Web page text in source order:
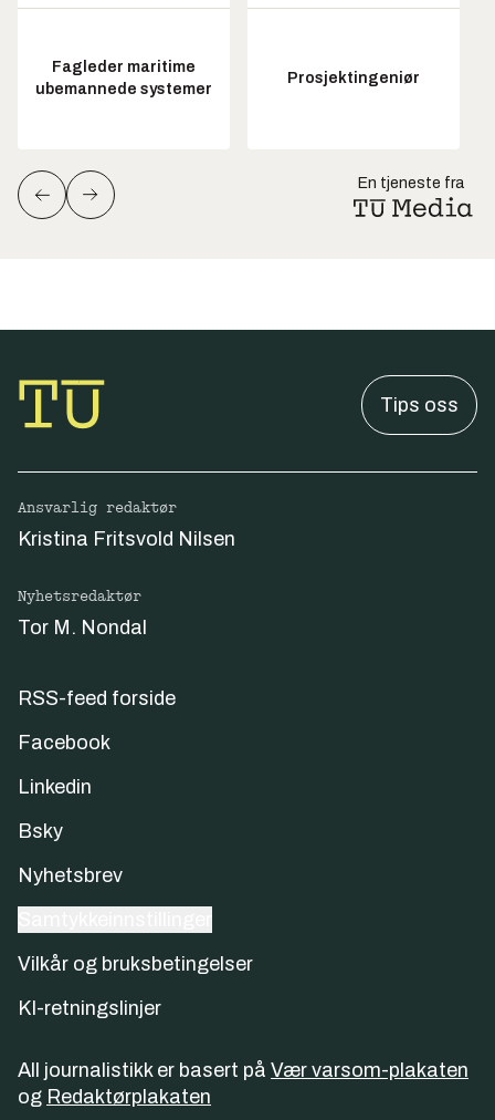
Fagleder maritime
ubemannede systemer
Prosjektingeniør
En tjeneste fra
Tips oss
Ansvarlig redaktør
Kristina Fritsvold Nilsen
Nyhetsredaktør
Tor M. Nondal
RSS-feed forside
Facebook
Linkedin
Bsky
Nyhetsbrev
Vilkår og bruksbetingelser
KI-retningslinjer
All journalistikk er basert på Vær varsom-plakaten
og Redaktørplakaten